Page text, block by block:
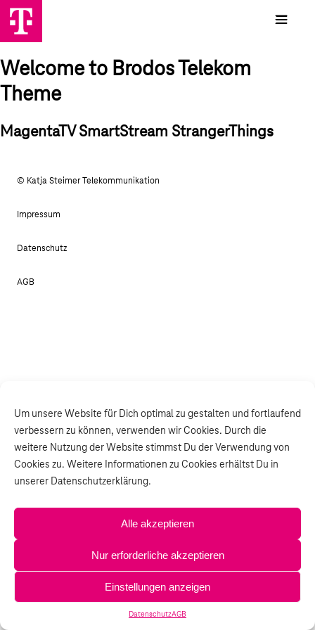
Um unsere Website für Dich optimal zu gestalten und fortlaufend
verbessern zu können, verwenden wir Cookies. Durch die
weitere Nutzung der Website stimmst Du der Verwendung von
Cookies zu. Weitere Informationen zu Cookies erhältst Du in
unserer Datenschutzerklärung.
Alle akzeptieren
Nur erforderliche akzeptieren
Einstellungen anzeigen
DatenschutzAGB
Welcome to Brodos Telekom
Theme
MagentaTV SmartStream StrangerThings
© Katja Steimer Telekommunikation
Impressum
Datenschutz
AGB